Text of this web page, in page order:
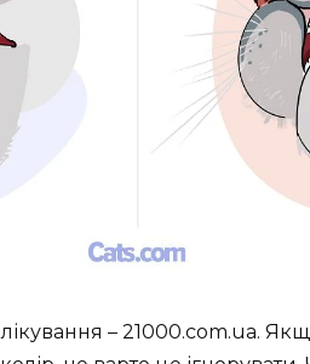
лікування – 21000.com.ua.